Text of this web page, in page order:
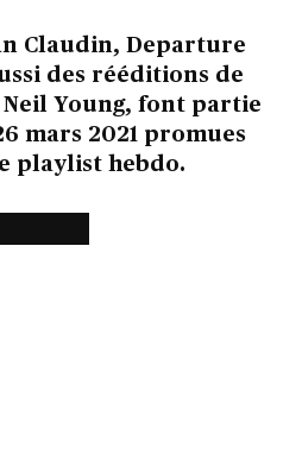
Claudin, Departure
des rééditions de
Young, font partie
mars 2021 promues
playlist hebdo.